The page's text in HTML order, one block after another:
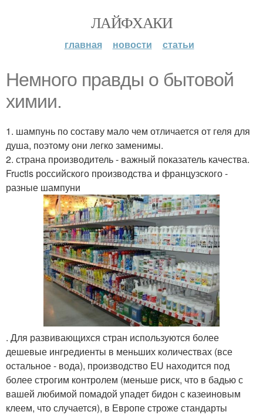
ЛАЙФХАКИ
главная новости статьи
Немного правды о бытовой
химии.
1. шампунь по составу мало чем отличается от геля для
душа, поэтому они легко заменимы.
2. страна производитель - важный показатель качества.
Fructis российского производства и французского -
разные шампуни
. Для развивающихся стран используются более
дешевые ингредиенты в меньших количествах (все
остальное - вода), производство EU находится под
более строгим контролем (меньше риск, что в бадью с
вашей любимой помадой упадет бидон с казеиновым
клеем, что случается), в Европе строже стандарты